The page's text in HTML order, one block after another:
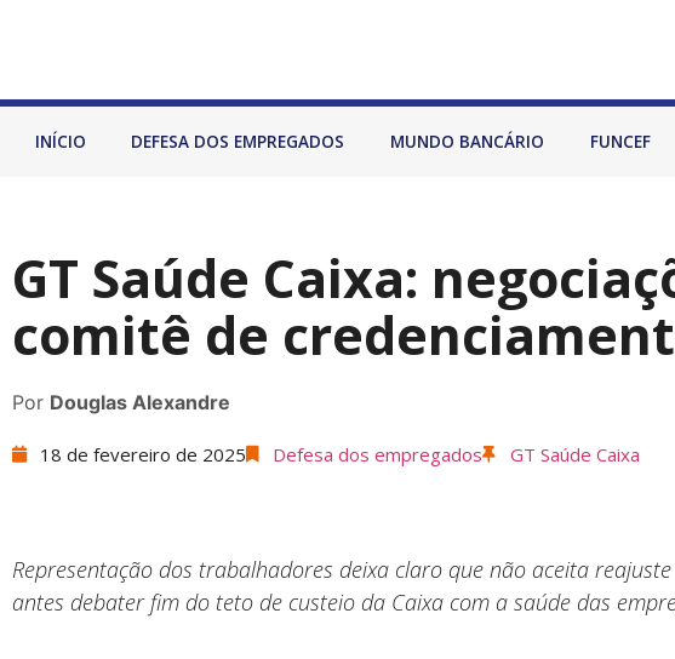
INÍCIO DEFESA DOS EMPREGADOS MUNDO BANCÁRIO FUNCEF
GT Saúde Caixa:
comitê de
Por Douglas Alexandre
18 de fevereiro de 2025 Defesa dos empregados GT Saúde Caixa
Representação dos trabalhadores deixa claro que não aceita
antes debater fim do teto de custeio da Caixa com a saúde das